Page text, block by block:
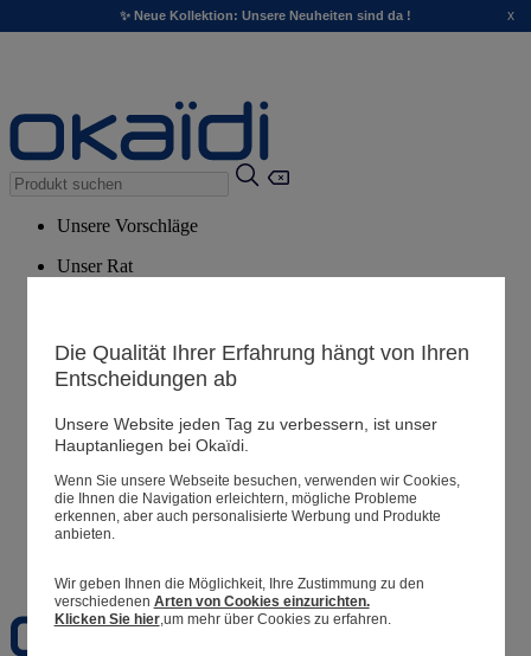
✨ Neue Kollektion: Unsere Neuheiten sind da ! x
Unsere Vorschläge
Unser Rat
Meine Informationen
Ihre Bestellungen
Warenkorb
Die Qualität Ihrer Erfahrung hängt von Ihren
Entscheidungen ab
Unsere Website jeden Tag zu verbessern, ist unser
Hauptanliegen bei Okaïdi.
Wenn Sie unsere Webseite besuchen, verwenden wir Cookies,
die Ihnen die Navigation erleichtern, mögliche Probleme
erkennen, aber auch personalisierte Werbung und Produkte
anbieten.
Wir geben Ihnen die Möglichkeit, Ihre Zustimmung zu den
verschiedenen Arten von Cookies einzurichten.
Klicken Sie hier,um mehr über Cookies zu erfahren.